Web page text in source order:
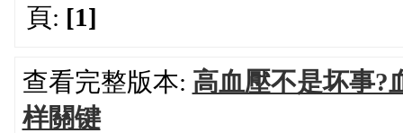
頁: [1]
查看完整版本: 高血壓不是坏事?
样關键